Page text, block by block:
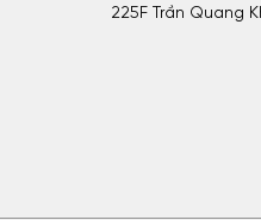
225F Trần Quang